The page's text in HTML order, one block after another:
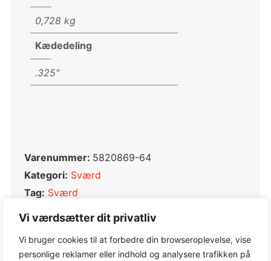
Vi værdsætter dit privatliv
Vi bruger cookies til at forbedre din browseroplevelse, vise
personlige reklamer eller indhold og analysere trafikken på
0,728 kg
Kædedeling
.325"
Varenummer: 5820869-64
Kategori: Sværd
Tag: Sværd